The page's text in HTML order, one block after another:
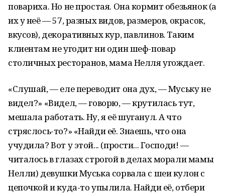
повариха. Но не простая. Она кормит обезьянок (а
их у неё — 57, разных видов, размеров, окрасок,
вкусов), декоративных кур, павлинов. Таким
клиентам не угодит ни один шеф-повар
столичных ресторанов, мама Нелля угождает.
«Слушай, — еле переводит она дух, — Муську не
видел?» «Видел, — говорю, — крутилась тут,
мешала работать. Ну, я её шуганул. А что
стряслось-то?» «Найди её. Знаешь, что она
учудила? Вот у этой... (прости... Господи! —
читалось в глазах строгой в делах морали мамы
Нелли) девушки Муська сорвала с шеи кулон с
цепочкой и куда-то упылила. Найди её, отбери